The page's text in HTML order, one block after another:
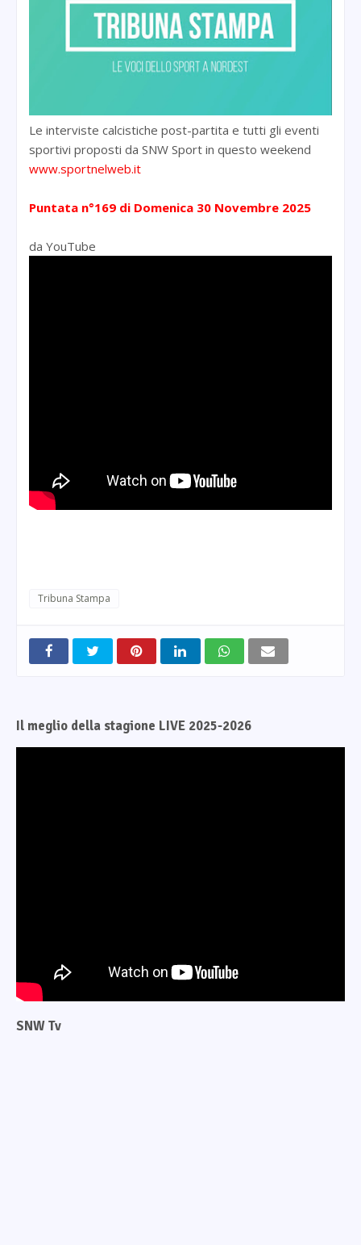
Le interviste calcistiche post-partita e tutti gli eventi
sportivi proposti da SNW Sport in questo weekend
www.sportnelweb.it
Puntata n°169 di Domenica 30 Novembre 2025
da YouTube
Tribuna Stampa
Il meglio della stagione LIVE 2025-2026
SNW Tv